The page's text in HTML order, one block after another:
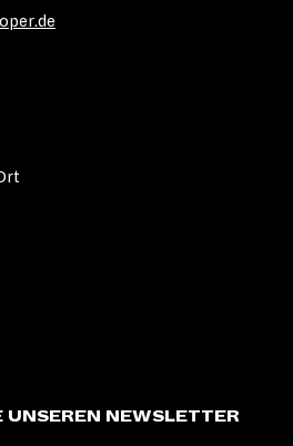
UNSEREN NEWSLETTER